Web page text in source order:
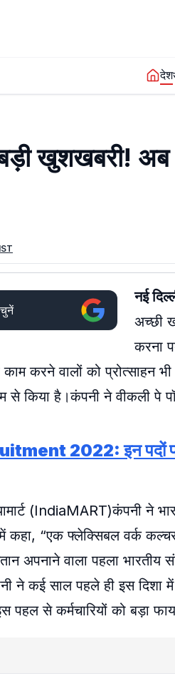
देश
बड़ी खुशखबरी!
नई
अच्छी
करना
काम करने वालों को प्रोत्साहन
किया है।कंपनी ने वीकली पे
2022: इन पदों पर
(IndiaMART)कंपनी ने
कहा, “एक फ्लेक्सिबल वर्क
अपनाने वाला पहला
ने कई साल पहले ही इस दिशा
पहल से कर्मचारियों को बड़ा